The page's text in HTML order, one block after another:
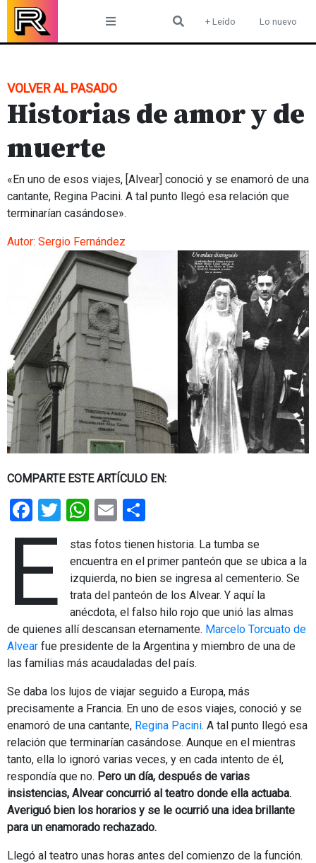
Skip
content
+ Leído Lo nuevo
VOLVER AL PASADO
Historias de amor y de
muerte
«En uno de esos viajes, [Alvear] conoció y se enamoró de una
cantante, Regina Pacini. A tal punto llegó esa relación que
terminarían casándose».
Autor: Sergio Fernández
COMPARTE ESTE ARTÍCULO EN:
Facebook
Twitter
WhatsApp
Email
E
stas fotos tienen historia. La tumba se
encuentra en el primer panteón que se ubica a la
izquierda, no bien se ingresa al cementerio. Se
trata del panteón de los Alvear. Y aquí la
anécdota, el falso hilo rojo que unió las almas
de quienes allí descansan eternamente. Marcelo Torcuato de
Alvear fue presidente de la Argentina y miembro de una de
las familias más acaudaladas del país.
Se daba los lujos de viajar seguido a Europa, más
precisamente a Francia. En uno de esos viajes, conoció y se
enamoró de una cantante, Regina Pacini. A tal punto llegó esa
relación que terminarían casándose. Aunque en el mientras
tanto, ella lo ignoró varias veces, y en cada intento de él,
respondía que no. Pero un día, después de varias
insistencias, Alvear concurrió al teatro donde ella actuaba.
Averiguó bien los horarios y se le ocurrió una idea brillante
para un enamorado rechazado.
Llegó al teatro unas horas antes del comienzo de la función.